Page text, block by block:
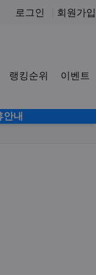
로그인 회원가입
랭킹순위 이벤트
안내
로마 서